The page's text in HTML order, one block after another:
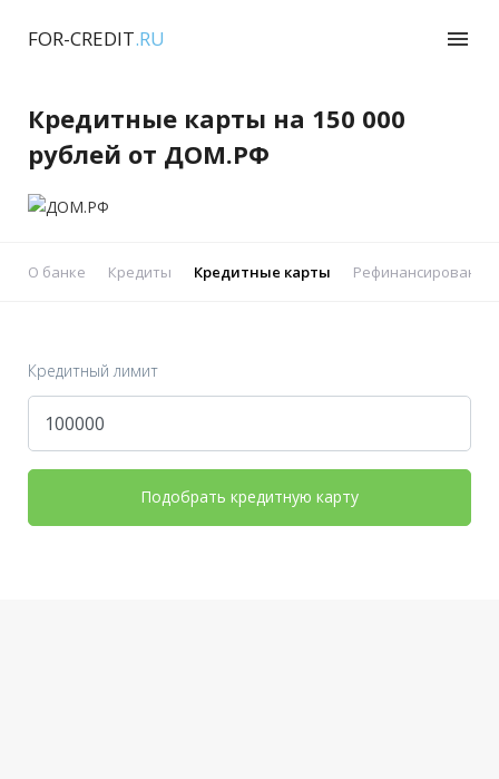
FOR-CREDIT.RU menu
Кредитные карты на 150 000
рублей от ДОМ.РФ
О банке Кредиты Кредитные карты Рефинансирование
Кредитный лимит
Подобрать кредитную карту